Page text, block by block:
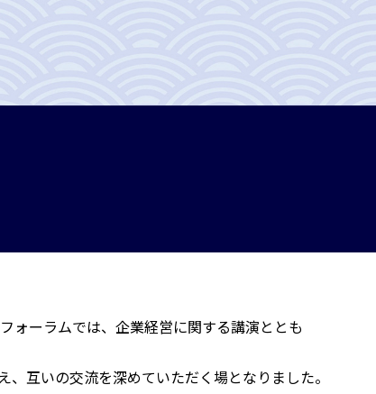
ォーラムでは、企業経営に関する講演ととも
互いの交流を深めていただく場となりました。